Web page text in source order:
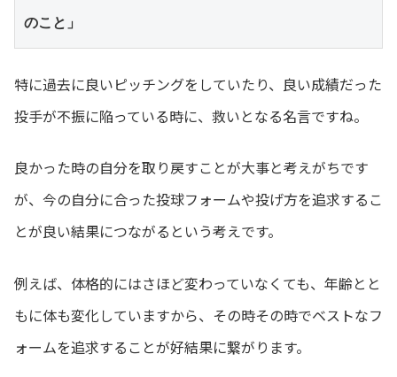
のこと」
特に過去に良いピッチングをしていたり、良い成績だった
投手が不振に陥っている時に、救いとなる名言ですね。
良かった時の自分を取り戻すことが大事と考えがちです
が、今の自分に合った投球フォームや投げ方を追求するこ
とが良い結果につながるという考えです。
例えば、体格的にはさほど変わっていなくても、年齢とと
もに体も変化していますから、その時その時でベストなフ
ォームを追求することが好結果に繋がります。